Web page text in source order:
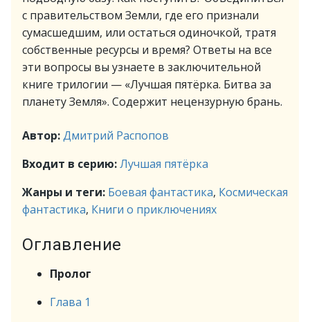
с правительством Земли, где его признали
сумасшедшим, или остаться одиночкой, тратя
собственные ресурсы и время? Ответы на все
эти вопросы вы узнаете в заключительной
книге трилогии — «Лучшая пятёрка. Битва за
планету Земля». Содержит нецензурную брань.
Автор:Дмитрий Распопов
Входит в серию:Лучшая пятёрка
Жанры и теги: Боевая фантастика, Космическая
фантастика, Книги о приключениях
Оглавление
Пролог
Глава 1